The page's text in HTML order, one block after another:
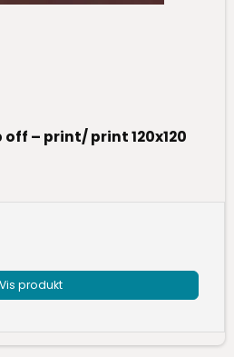
– print/ print 120x120
Vis produkt